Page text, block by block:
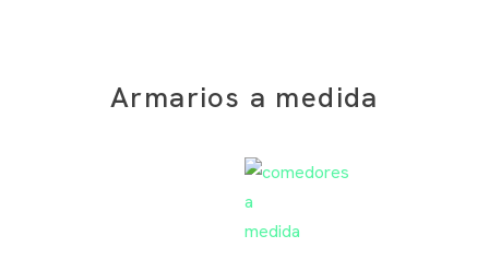
Armarios a medida